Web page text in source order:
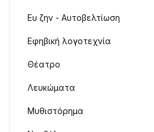
Ευ ζην - Αυτοβελτίωση
Εφηβική λογοτεχνία
Θέατρο
Λευκώματα
Μυθιστόρημα